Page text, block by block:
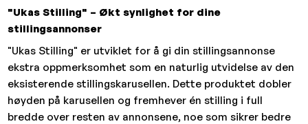
"Ukas Stilling" – Økt synlighet for dine
stillingsannonser
"Ukas Stilling" er utviklet for å gi din stillingsannonse
ekstra oppmerksomhet som en naturlig utvidelse av den
eksisterende stillingskarusellen. Dette produktet dobler
høyden på karusellen og fremhever én stilling i full
bredde over resten av annonsene, noe som sikrer bedre